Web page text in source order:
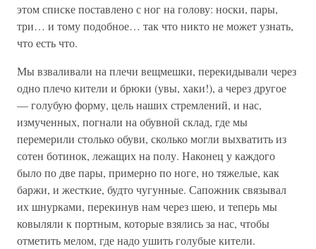
этом списке поставлено с ног на голову: носки, пары,
три… и тому подобное… так что никто не может узнать,
что есть что.
Мы взваливали на плечи вещмешки, перекидывали через
одно плечо кители и брюки (увы, хаки!), а через другое
— голубую форму, цель наших стремлений, и нас,
измученных, погнали на обувной склад, где мы
перемерили столько обуви, сколько могли выхватить из
сотен ботинок, лежащих на полу. Наконец у каждого
было по две пары, примерно по ноге, но тяжелые, как
баржи, и жесткие, будто чугунные. Сапожник связывал
их шнурками, перекинув нам через шею, и теперь мы
ковыляли к портным, которые взялись за нас, чтобы
отметить мелом, где надо ушить голубые кители.